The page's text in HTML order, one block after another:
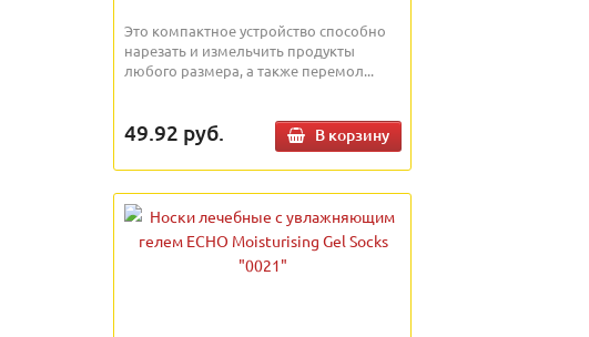
Это компактное устройство способно
нарезать и измельчить продукты
любого размера, а также перемол...
49.92 руб. В корзину